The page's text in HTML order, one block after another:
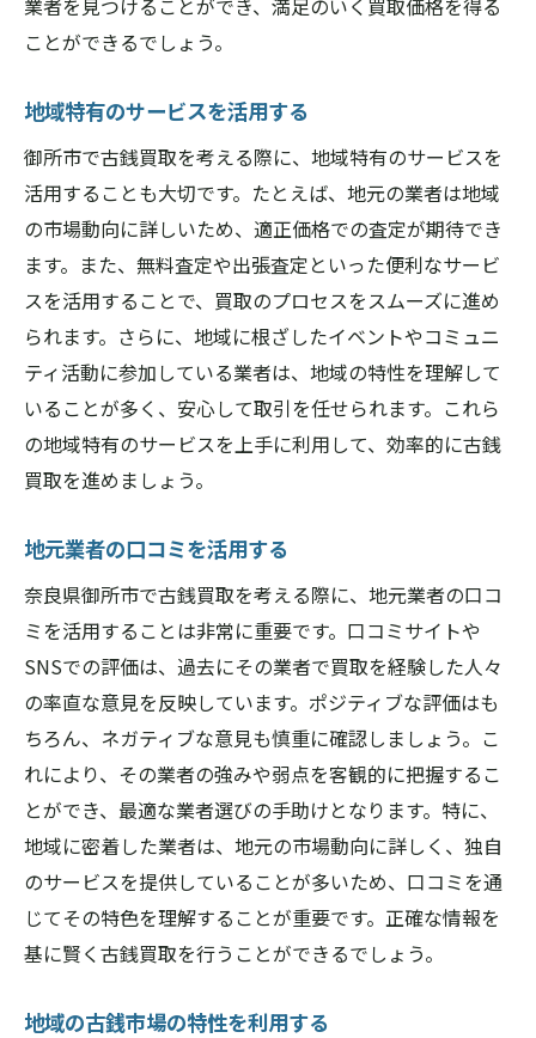
業者を見つけることができ、満足のいく買取価格を得る
ことができるでしょう。
地域特有のサービスを活用する
御所市で古銭買取を考える際に、地域特有のサービスを
活用することも大切です。たとえば、地元の業者は地域
の市場動向に詳しいため、適正価格での査定が期待でき
ます。また、無料査定や出張査定といった便利なサービ
スを活用することで、買取のプロセスをスムーズに進め
られます。さらに、地域に根ざしたイベントやコミュニ
ティ活動に参加している業者は、地域の特性を理解して
いることが多く、安心して取引を任せられます。これら
の地域特有のサービスを上手に利用して、効率的に古銭
買取を進めましょう。
地元業者の口コミを活用する
奈良県御所市で古銭買取を考える際に、地元業者の口コ
ミを活用することは非常に重要です。口コミサイトや
SNSでの評価は、過去にその業者で買取を経験した人々
の率直な意見を反映しています。ポジティブな評価はも
ちろん、ネガティブな意見も慎重に確認しましょう。こ
れにより、その業者の強みや弱点を客観的に把握するこ
とができ、最適な業者選びの手助けとなります。特に、
地域に密着した業者は、地元の市場動向に詳しく、独自
のサービスを提供していることが多いため、口コミを通
じてその特色を理解することが重要です。正確な情報を
基に賢く古銭買取を行うことができるでしょう。
地域の古銭市場の特性を利用する